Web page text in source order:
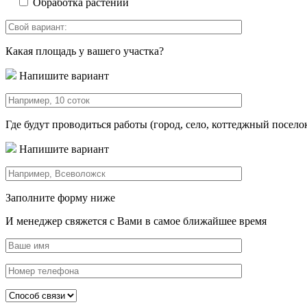
Обработка растений
Какая площадь у вашего участка?
Напишите вариант
Где будут проводиться работы (город, село, коттеджный
Напишите вариант
Заполните форму ниже
И менеджер свяжется с Вами в самое ближайшее время